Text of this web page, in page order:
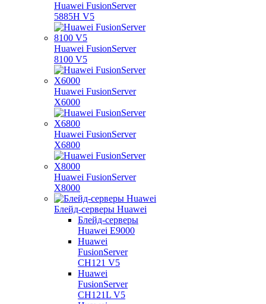
Huawei FusionServer
5885H V5
Huawei FusionServer
8100 V5
Huawei FusionServer
X6000
Huawei FusionServer
X6800
Huawei FusionServer
X8000
Блейд-серверы Huawei
Блейд-серверы
Huawei E9000
Huawei
FusionServer
CH121 V5
Huawei
FusionServer
CH121L V5